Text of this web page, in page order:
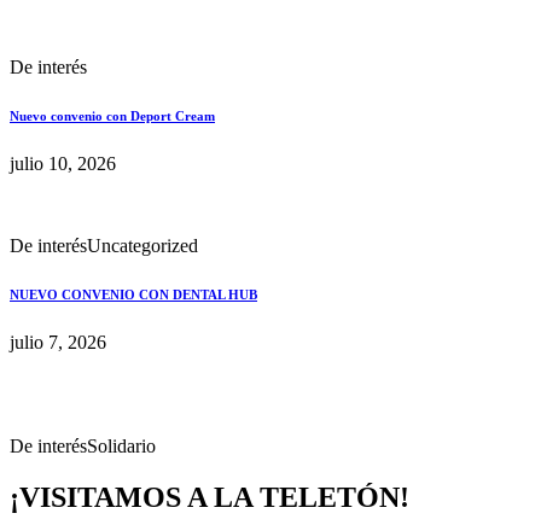
De interés
Nuevo convenio con Deport Cream
julio 10, 2026
De interésUncategorized
NUEVO CONVENIO CON DENTAL HUB
julio 7, 2026
De interésSolidario
¡VISITAMOS A LA TELETÓN!